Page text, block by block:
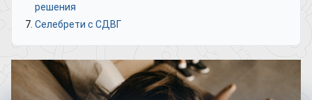
решения
Селебрети с СДВГ